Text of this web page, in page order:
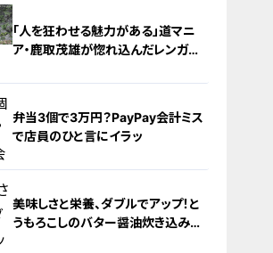
「人を狂わせる魅力がある」道マニ
ア・鹿取茂雄が惚れ込んだレンガの
弁当3個で3万円？PayPay会計ミス
で店員のひと言にイラッ
美味しさと栄養、ダブルでアップ！と
うもろこしのバター醤油炊き込みご